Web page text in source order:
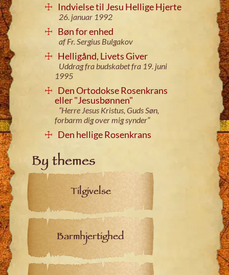
Indvielse til Jesu Hellige Hjerte
26. januar 1992
Bøn for enhed
af Fr. Sergius Bulgakov
Helligånd, Livets Giver
Uddrag fra budskabet fra 19. juni
1995
Den Ortodokse Rosenkrans
eller "Jesusbønnen"
“Herre Jesus Kristus, Guds Søn,
forbarm dig over mig synder”
Den hellige Rosenkrans
By themes
Tilgivelse
Barmhjertighed